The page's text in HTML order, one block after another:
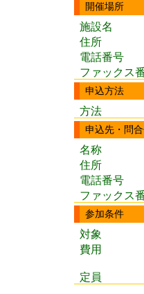
開催場所
施設名
住所
電話番号
ファックス
申込方法
方法
申込先・問
名称
住所
電話番号
ファックス
参加条件
対象
費用
定員